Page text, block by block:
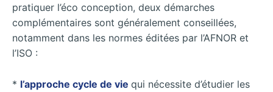
pratiquer l’éco conception, deux démarches
complémentaires sont généralement conseillées,
notamment dans les normes éditées par l’AFNOR et
l’ISO :
* l’approche cycle de vie qui nécessite d’étudier les